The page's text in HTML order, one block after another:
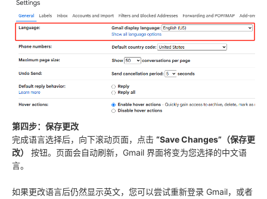
第四步：保存更改
完成语言选择后，向下滚动页面，点击 “Save Changes”（保存更
改）
按钮。页面会自动刷新，Gmail 界面将变为您选择的中文语
言。
如果更改语言后仍然显示英文，您可以尝试重新登录 Gmail，或者